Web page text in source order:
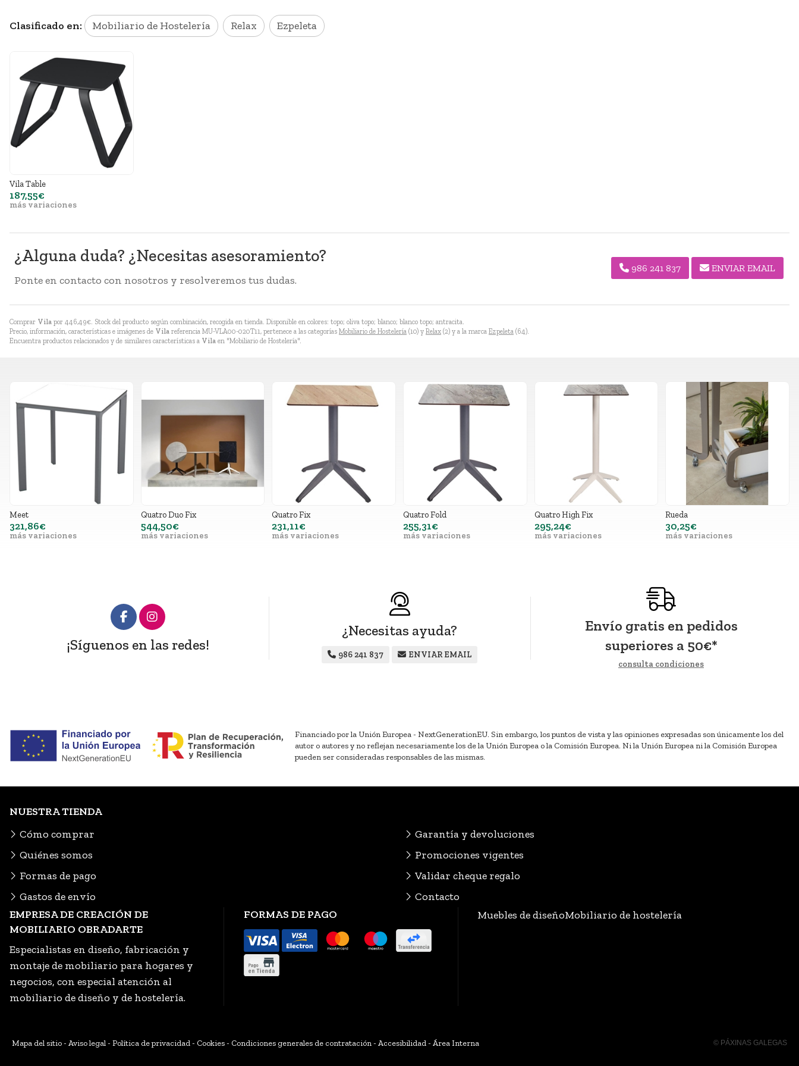
Comprar Vila por 446,49€. Stock del producto según combinación, recogida en tienda. Disponible en colores: topo; oliva topo; blanco; blanco topo; antracita.
Precio, información, características e imágenes de Vila referencia MU-VLA00-020T11, pertenece a las categorías Mobiliario de Hostelería (10) y Relax (2) y a la marca Ezpeleta (64).
Encuentra productos relacionados y de similares características a Vila en "Mobiliario de Hostelería".
Clasificado en: Mobiliario de Hostelería Relax Ezpeleta
Vila Table
187,55€
más variaciones
¿Alguna duda? ¿Necesitas asesoramiento?
Ponte en contacto con nosotros y resolveremos tus dudas.
986 241 837 ENVIAR EMAIL
Meet
321,86€
más variaciones
Quatro Duo Fix
544,50€
más variaciones
Quatro Fix
231,11€
más variaciones
Quatro Fold
255,31€
más variaciones
Quatro High Fix
295,24€
más variaciones
Rueda
30,25€
más variaciones
¡Síguenos en las redes!
¿Necesitas ayuda?
986 241 837 ENVIAR EMAIL
Envío gratis en pedidos
superiores a 50€*
consulta condiciones
Financiado por la Unión Europea - NextGenerationEU. Sin embargo, los puntos de vista y las opiniones expresadas son únicamente los del
autor o autores y no reflejan necesariamente los de la Unión Europea o la Comisión Europea. Ni la Unión Europea ni la Comisión Europea
pueden ser consideradas responsables de las mismas.
EMPRESA DE CREACIÓN DE
MOBILIARIO OBRADARTE
Especialistas en diseño, fabricación y
montaje de mobiliario para hogares y
negocios, con especial atención al
mobiliario de diseño y de hostelería.
FORMAS DE PAGO
NUESTRA TIENDA
Cómo comprar
Quiénes somos
Formas de pago
Gastos de envío
Garantía y devoluciones
Promociones vigentes
Validar cheque regalo
Contacto
Muebles de diseñoMobiliario de hostelería
Mapa del sitio- Aviso legal- Política de privacidad- Cookies- Condiciones generales de contratación- Accesibilidad- Área Interna © PÁXINAS GALEGAS